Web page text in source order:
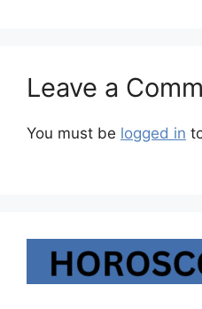
Leave a
You must be logged in